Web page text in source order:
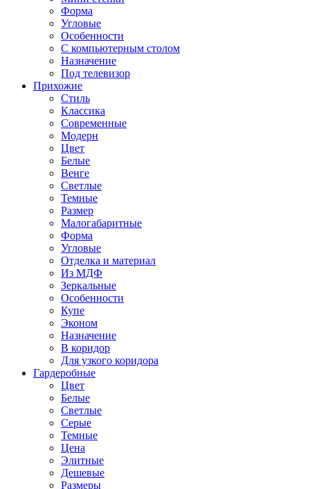
Форма
Угловые
Особенности
С компьютерным столом
Назначение
Под телевизор
Прихожие
Стиль
Классика
Современные
Модерн
Цвет
Белые
Венге
Светлые
Темные
Размер
Малогабаритные
Форма
Угловые
Отделка и материал
Из МДФ
Зеркальные
Особенности
Купе
Эконом
Назначение
В коридор
Для узкого коридора
Гардеробные
Цвет
Белые
Светлые
Серые
Темные
Цена
Элитные
Дешевые
Размеры